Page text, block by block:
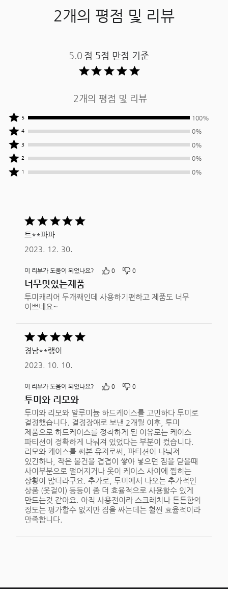
2개의 평점 및 리뷰
5.0 점 5점 만점 기준 ​
2개의 평점 및 리뷰
상품평
작성자
중
100%
명이
별
5 100%
상품평
작성자
중
0%
명이
4 0%
상품평
작성자
중
0%
3 0%
상품평
작성자
중
2개를
2 0%
상품평
1개를
1 0%
5
중
5평가됨
트**파파
2023. 12. 30.
이 리뷰가 도움이 되었나요? 0 0
너무멋있는제품
투미캐리어 두개째인데 사용하기편하고 제품도 너무
이쁘네요~
5
중
5평가됨
경남**랭이
2023. 10. 10.
이 리뷰가 도움이 되었나요? 0 0
투미와 리모와
투미와 리모와 알루미늄 하드케이스를 고민하다 투미로
결정했습니다. 결정장애로 보낸 2개월 이후, 투미
제품으로 하드케이스를 정착하게 된 이유로는 케이스
파티션이 정확하게 나눠져 있었다는 부분이 컸습니다.
리모와 케이스를 써본 유저로써, 파티션이 나눠져
있긴하나, 작은 물건을 겹겹이 쌓아 넣으면 짐을 닫을때
사이부분으로 떨어지거나 옷이 케이스 사이에 찝히는
상황이 많더라구요. 추가로, 투미에서 나오는 추가적인
상품 (옷걸이) 등등이 좀 더 효율적으로 사용할수 있게
만드는것 같아요. 아직 사용전이라 스크레치나 튼튼함의
정도는 평가할수 없지만 짐을 싸는데는 훨씬 효율적이라
만족합니다.